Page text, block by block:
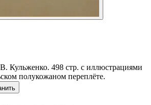
Кульженко. 498 стр. с иллюстрациями
полукожаном переплёте.